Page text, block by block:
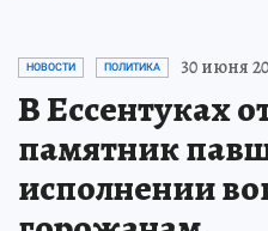
НОВОСТИ ПОЛИТИКА 30 июня
В Ессентуках
памятник
исполнении